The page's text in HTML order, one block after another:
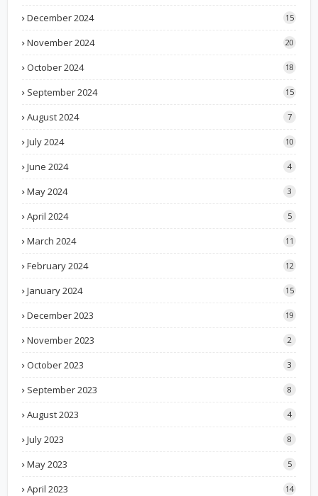
December 2024 15
November 2024 20
October 2024 18
September 2024 15
August 2024 7
July 2024 10
June 2024 4
May 2024 3
April 2024 5
March 2024 11
February 2024 12
January 2024 15
December 2023 19
November 2023 2
October 2023 3
September 2023 8
August 2023 4
July 2023 8
May 2023 5
April 2023 14